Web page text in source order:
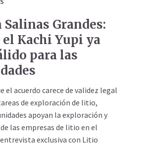
Grandes:
el Kachi Yupi ya
para las
el acuerdo carece de validez legal
de exploración de litio,
apoyan la exploración y
las empresas de litio en el
exclusiva con Litio